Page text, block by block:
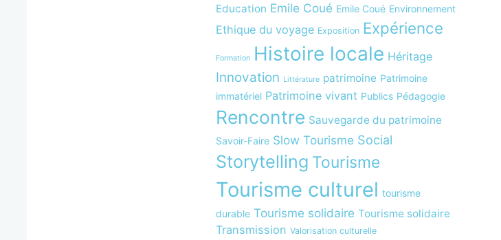
Education Emile Coué Emile Coué Environnement
Ethique du voyage Exposition Expérience
Formation Histoire locale Héritage
Innovation Littérature patrimoine Patrimoine
immatériel Patrimoine vivant Publics Pédagogie
Rencontre Sauvegarde du patrimoine
Savoir-Faire Slow Tourisme Social
Storytelling Tourisme
Tourisme culturel tourisme
durable Tourisme solidaire Tourisme solidaire
Transmission Valorisation culturelle